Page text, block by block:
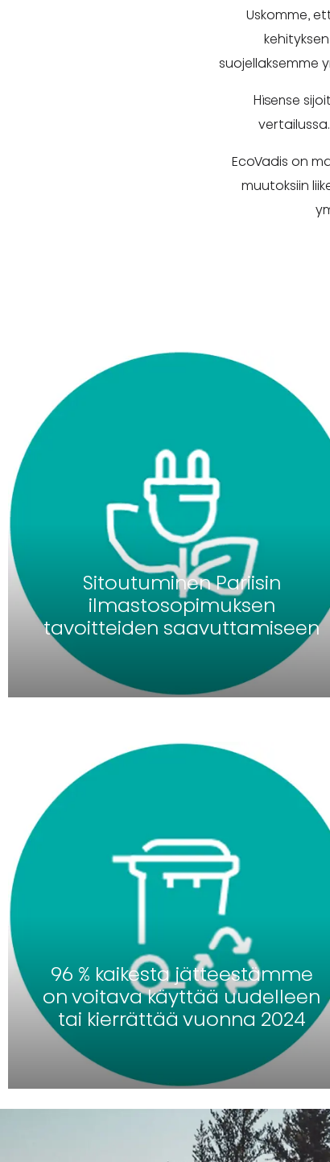
Uskomme,
suojellaksemme
Hisense
EcoVadis on
muutoksiin
Sitoutuminen Pariisin
ilmastosopimuksen
tavoitteiden saavuttamiseen
96 % kaikesta jätteestämme
on voitava käyttää uudelleen
tai kierrättää vuonna 2024